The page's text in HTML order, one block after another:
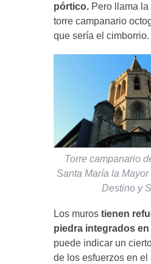
pórtico.Pero llama la
torre campanario
que sería el cimborrio.
Torre campanario
Santa María la
Destino y
Los muros tienen
piedra integrados en
puede indicar un
de los esfuerzos en el